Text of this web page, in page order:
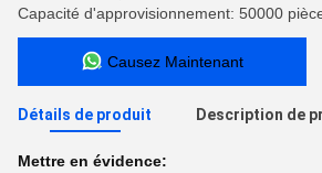
Capacité d'approvisionnement: 50000
Causez Maintenant
Détails de produit Description de
Mettre en évidence: